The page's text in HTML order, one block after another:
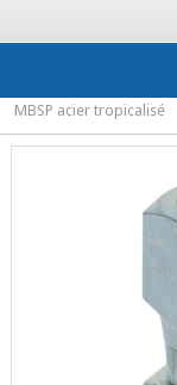
MBSP acier tropicalisé